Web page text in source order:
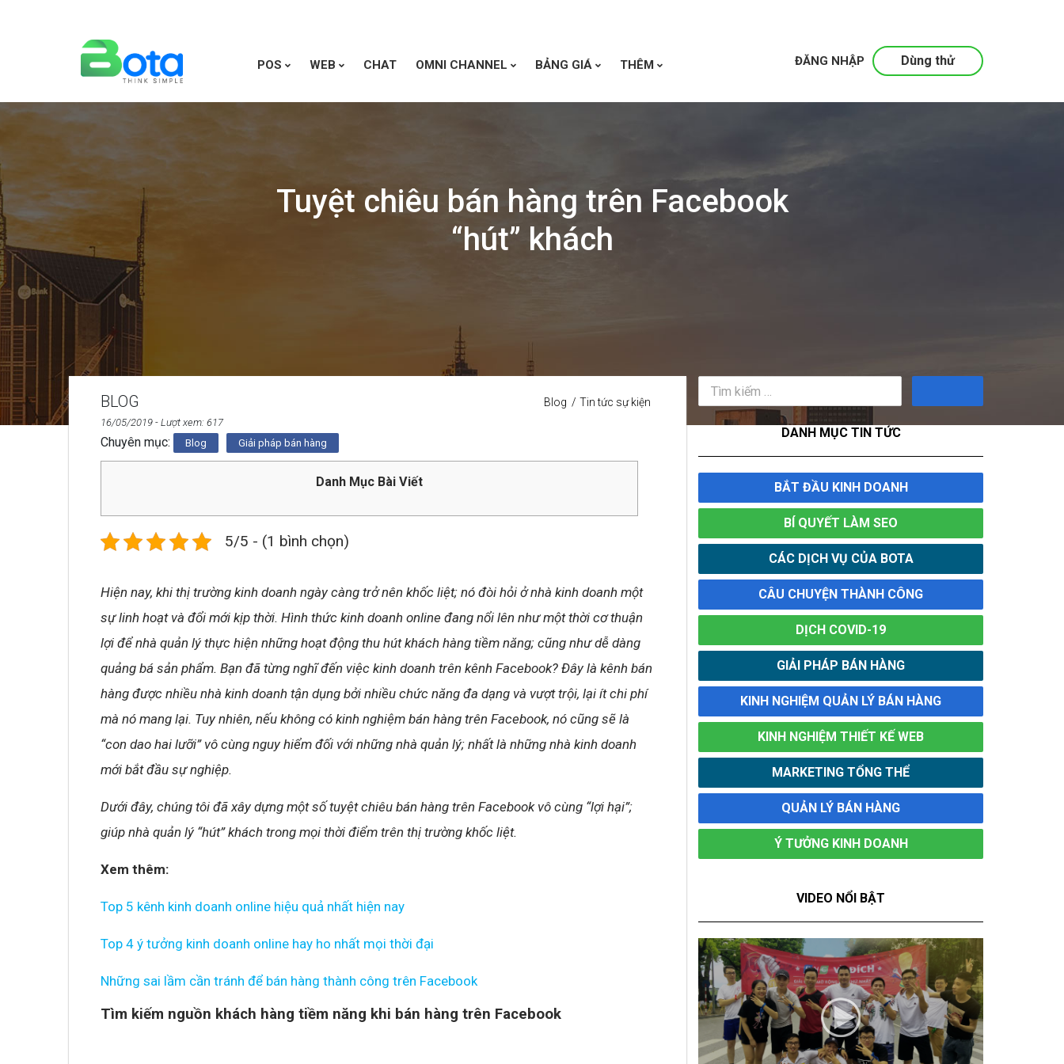
POS WEB CHAT OMNI CHANNEL BẢNG GIÁ THÊM Dùng thử
ĐĂNG NHẬP
Tuyệt chiêu bán hàng trên Facebook
“hút” khách
BLOG Blog Tin tức sự kiện
16/05/2019 - Lượt xem: 617
Chuyên mục: Blog Giải pháp bán hàng
Danh Mục Bài Viết
5/5 - (1 bình chọn)
Hiện nay, khi thị trường kinh doanh ngày càng trở nên khốc liệt; nó đòi hỏi ở nhà kinh doanh một
sự linh hoạt và đổi mới kịp thời. Hình thức kinh doanh online đang nổi lên như một thời cơ thuận
lợi để nhà quản lý thực hiện những hoạt động thu hút khách hàng tiềm năng; cũng như dễ dàng
quảng bá sản phẩm. Bạn đã từng nghĩ đến việc kinh doanh trên kênh Facebook? Đây là kênh bán
hàng được nhiều nhà kinh doanh tận dụng bởi nhiều chức năng đa dạng và vượt trội, lại ít chi phí
mà nó mang lại. Tuy nhiên, nếu không có kinh nghiệm bán hàng trên Facebook, nó cũng sẽ là
“con dao hai lưỡi” vô cùng nguy hiểm đối với những nhà quản lý; nhất là những nhà kinh doanh
mới bắt đầu sự nghiệp.
Dưới đây, chúng tôi đã xây dựng một số tuyệt chiêu bán hàng trên Facebook vô cùng “lợi hại”;
giúp nhà quản lý “hút” khách trong mọi thời điểm trên thị trường khốc liệt.
Xem thêm:
Top 5 kênh kinh doanh online hiệu quả nhất hiện nay
Top 4 ý tưởng kinh doanh online hay ho nhất mọi thời đại
Những sai lầm cần tránh để bán hàng thành công trên Facebook
Tìm kiếm nguồn khách hàng tiềm năng khi bán hàng trên Facebook
DANH MỤC TIN TỨC
BẮT ĐẦU KINH DOANH
BÍ QUYẾT LÀM SEO
CÁC DỊCH VỤ CỦA BOTA
CÂU CHUYỆN THÀNH CÔNG
DỊCH COVID-19
GIẢI PHÁP BÁN HÀNG
KINH NGHIỆM QUẢN LÝ BÁN HÀNG
KINH NGHIỆM THIẾT KẾ WEB
MARKETING TỔNG THỂ
QUẢN LÝ BÁN HÀNG
Ý TƯỞNG KINH DOANH
VIDEO NỔI BẬT